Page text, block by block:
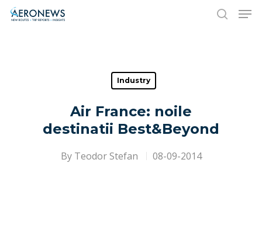
Hit enter to search or ESC to close
Industry
Air France: noile
destinatii Best&Beyond
By Teodor Stefan 08-09-2014